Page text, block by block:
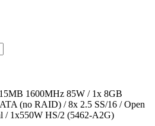
1600MHz 85W / 1x 8GB
(no RAID) / 8x 2.5 SS/16 / Open
/ 1x550W HS/2 (5462-A2G)